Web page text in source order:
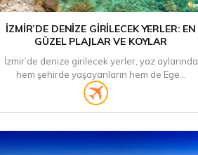
İZMIR’DE DENIZE GIRILECEK YERLER: EN
GÜZEL PLAJLAR VE KOYLAR
İzmir’de denize girilecek yerler, yaz aylarında
hem şehirde yaşayanların hem de Ege...